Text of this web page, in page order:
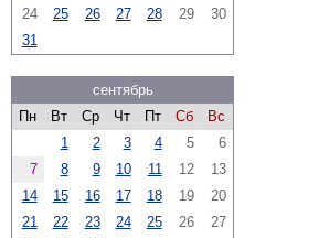
24
25 26 27 28 29
30
31
сентябрь
Пн
Вт Ср Чт Пт Сб
Вс
1
2 3 4 5
6
7
8 9 10 11 12
13
14
15 16 17 18 19
20
21
22 23 24 25 26
27